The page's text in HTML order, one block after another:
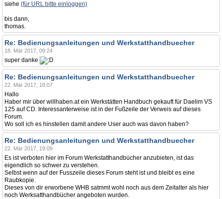
siehe (für URL bitte einloggen)
bis dann,
thomas.
Re: Bedienungsanleitungen und Werkstatthandbuecher
18. Mär 2017, 09:24
super danke
Re: Bedienungsanleitungen und Werkstatthandbuecher
22. Mär 2017, 18:07
Hallo
Haber mir über willhaben.at ein Werkstätten Handbuch gekauft für Daelim VS
125 auf CD. Interessanterweise ist in der Fußzeile der Verweis auf dieses
Forum.
Wo soll ich es hinstellen damit andere User auch was davon haben?
Re: Bedienungsanleitungen und Werkstatthandbuecher
22. Mär 2017, 19:09
Es ist verboten hier im Forum Werkstatthandbücher anzubieten, ist das
eigendlich so schwer zu verstehen.
Selbst wenn auf der Fusszeile dieses Forum steht ist und bleibt es eine
Raubkopie.
Dieses von dir erworbene WHB satmmt wohl noch aus dem Zeitalter als hier
noch Werksatthandbücher angeboten wurden.